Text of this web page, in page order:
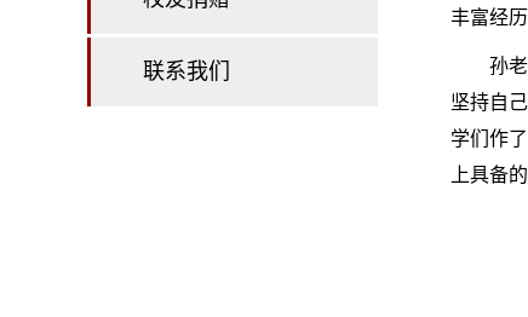
联系我们
丰富经
孙
坚持自
学们作
上具备